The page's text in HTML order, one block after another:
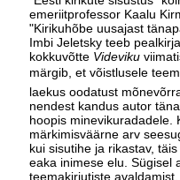
emeriitprofessor Kaalu
"Kirikuhõbe uusajast
Imbi Jeletsky teeb
kokkuvõtte Videviku
märgib, et võistlusele
laekus oodatust
nendest kandus autor
hoopis minevikuradadele.
märkimisväärne arv
kui sisutihe ja rikastav,
eaka inimese elu. Sügisel
teemakirjutiste